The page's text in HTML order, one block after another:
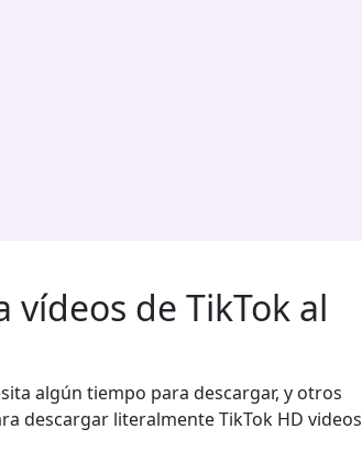
vídeos de TikTok al
algún tiempo para descargar, y otros
descargar literalmente TikTok HD videos